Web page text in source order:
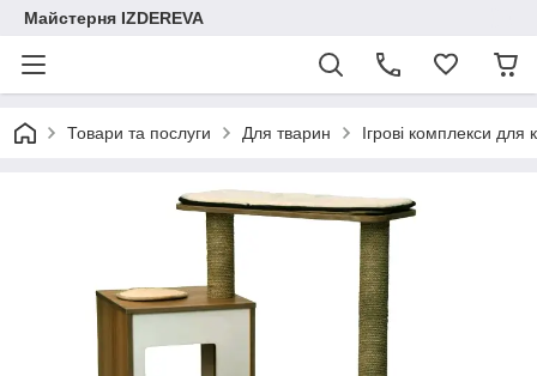
Майстерня IZDEREVA
Товари та послуги Для тварин Ігрові комплекси для